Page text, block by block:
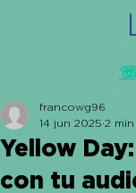
☏
Yellow
con tu
francowg96
14 jun 2025 2